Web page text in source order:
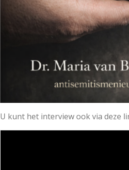
U kunt het interview ook via deze